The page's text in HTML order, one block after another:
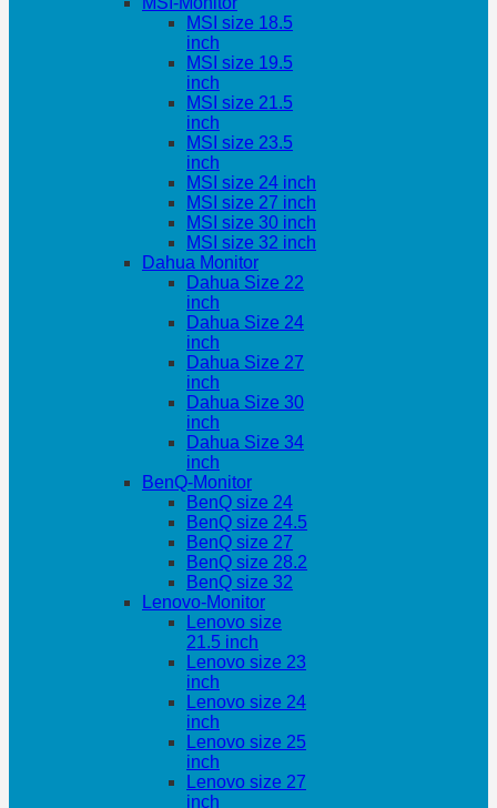
MSI size 18.5
inch
MSI size 19.5
inch
MSI size 21.5
inch
MSI size 23.5
inch
MSI size 24 inch
MSI size 27 inch
MSI size 30 inch
MSI size 32 inch
Dahua Monitor
Dahua Size 22
inch
Dahua Size 24
inch
Dahua Size 27
inch
Dahua Size 30
inch
Dahua Size 34
inch
BenQ-Monitor
BenQ size 24
BenQ size 24.5
BenQ size 27
BenQ size 28.2
BenQ size 32
Lenovo-Monitor
Lenovo size
21.5 inch
Lenovo size 23
inch
Lenovo size 24
inch
Lenovo size 25
inch
Lenovo size 27
inch